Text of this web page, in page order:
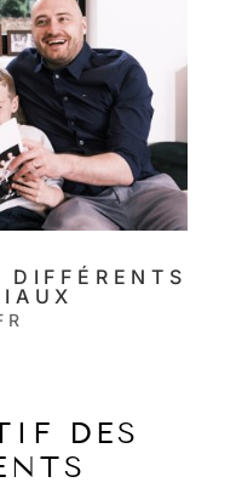
DIFFÉRENTS
DES